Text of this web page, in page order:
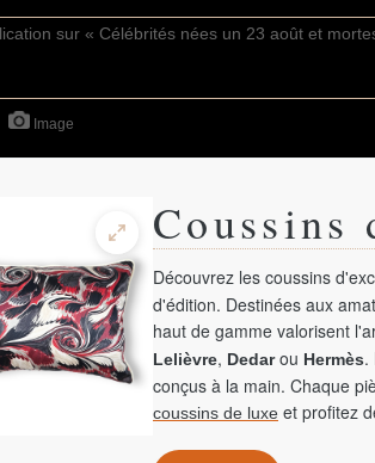
Image
Coussins
Découvrez les coussins
d'édition. Destinées aux
haut de gamme valorisent
Lelièvre, Dedarou Hermès.
conçus à la main. Chaque
coussins de luxe et profitez